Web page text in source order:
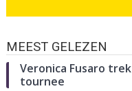
MEEST GELEZEN
Veronica Fusaro
tournee